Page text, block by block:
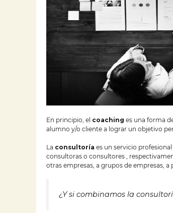
En principio, el coaching es una forma
alumno y/o cliente a lograr un objetivo
La consultoría es un servicio
consultoras o consultores ,
otras empresas, a grupos de empresas, a
¿Y si combinamos la